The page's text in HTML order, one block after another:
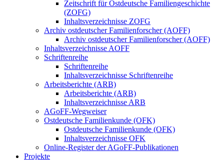
Zeitschrift für Ostdeutsche Familiengeschichte
(ZOFG)
Inhaltsverzeichnisse ZOFG
Archiv ostdeutscher Familienforscher (AOFF)
Archiv ostdeutscher Familienforscher (AOFF)
Inhaltsverzeichnisse AOFF
Schriftenreihe
Schriftenreihe
Inhaltsverzeichnisse Schriftenreihe
Arbeitsberichte (ARB)
Arbeitsberichte (ARB)
Inhaltsverzeichnisse ARB
AGoFF-Wegweiser
Ostdeutsche Familienkunde (OFK)
Ostdeutsche Familienkunde (OFK)
Inhaltsverzeichnisse OFK
Online-Register der AGoFF-Publikationen
Projekte